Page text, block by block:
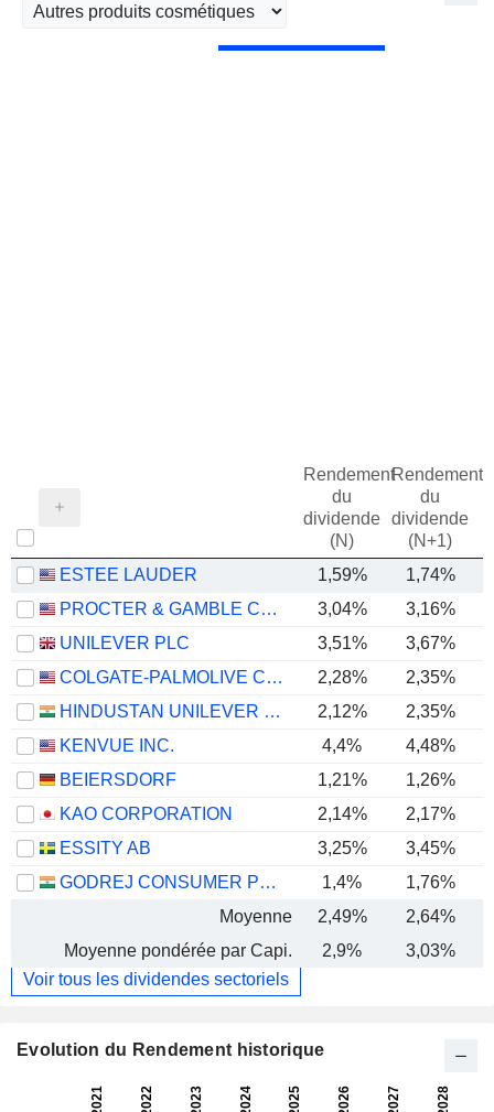
Rendement
du
dividende
(N)
Rendement
du
dividende
(N+1)
ESTEE LAUDER 1,59% 1,74%
PROCTER & GAMBLE COMPANY
3,04% 3,16%
UNILEVER PLC
3,51% 3,67%
COLGATE-PALMOLIVE COMPANY
2,28% 2,35%
HINDUSTAN UNILEVER LIMITED
2,12% 2,35%
KENVUE INC.
4,4% 4,48%
BEIERSDORF
1,21%
1,26%
KAO CORPORATION
2,14% 2,17%
ESSITY AB
3,25% 3,45%
GODREJ CONSUMER PRODUCTS LIMITED
1,4% 1,76%
Moyenne
2,49% 2,64%
Moyenne pondérée par Capi.
2,9% 3,03%
Voir tous les dividendes sectoriels
Evolution du Rendement historique